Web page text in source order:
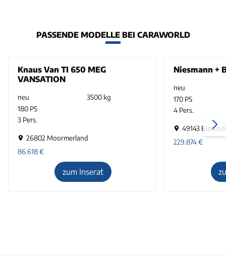
PASSENDE MODELLE BEI CARAWORLD
Knaus Van TI 650 MEG
VANSATION
neu
3500 kg
180 PS
3 Pers.
26802 Moormerland
86.618€
zum Inserat
Niesmann +
neu
170 PS
4 Pers.
49143
229.874€